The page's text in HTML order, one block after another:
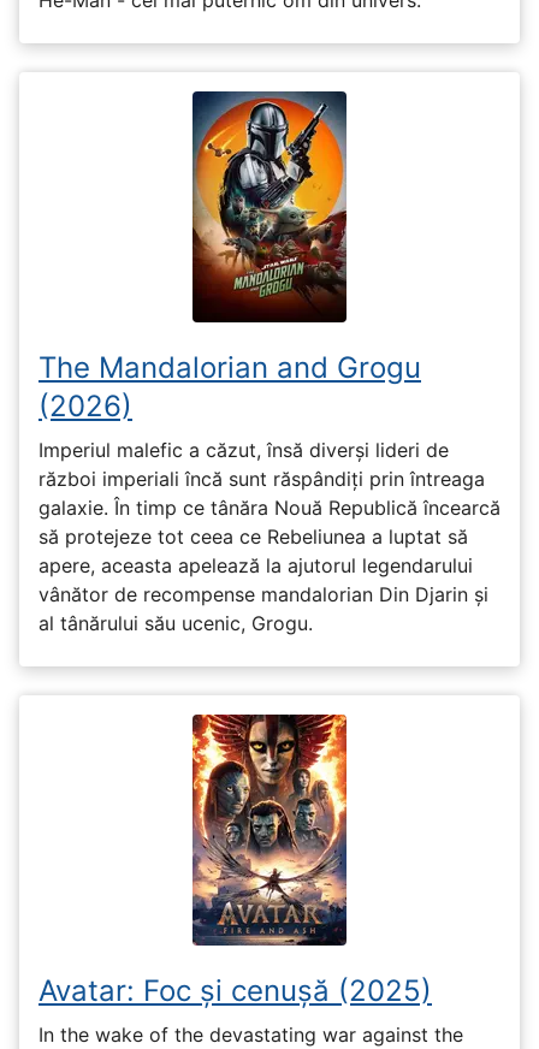
The Mandalorian and Grogu
(2026)
Imperiul malefic a căzut, însă diverși lideri de
război imperiali încă sunt răspândiți prin întreaga
galaxie. În timp ce tânăra Nouă Republică încearcă
să protejeze tot ceea ce Rebeliunea a luptat să
apere, aceasta apelează la ajutorul legendarului
vânător de recompense mandalorian Din Djarin și
al tânărului său ucenic, Grogu.
Avatar: Foc și cenușă (2025)
In the wake of the devastating war against the